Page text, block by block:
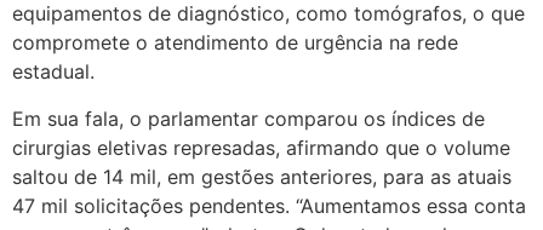
equipamentos de diagnóstico, como tomógrafos, o que
compromete o atendimento de urgência na rede
estadual.
Em sua fala, o parlamentar comparou os índices de
cirurgias eletivas represadas, afirmando que o volume
saltou de 14 mil, em gestões anteriores, para as atuais
47 mil solicitações pendentes. “Aumentamos essa conta